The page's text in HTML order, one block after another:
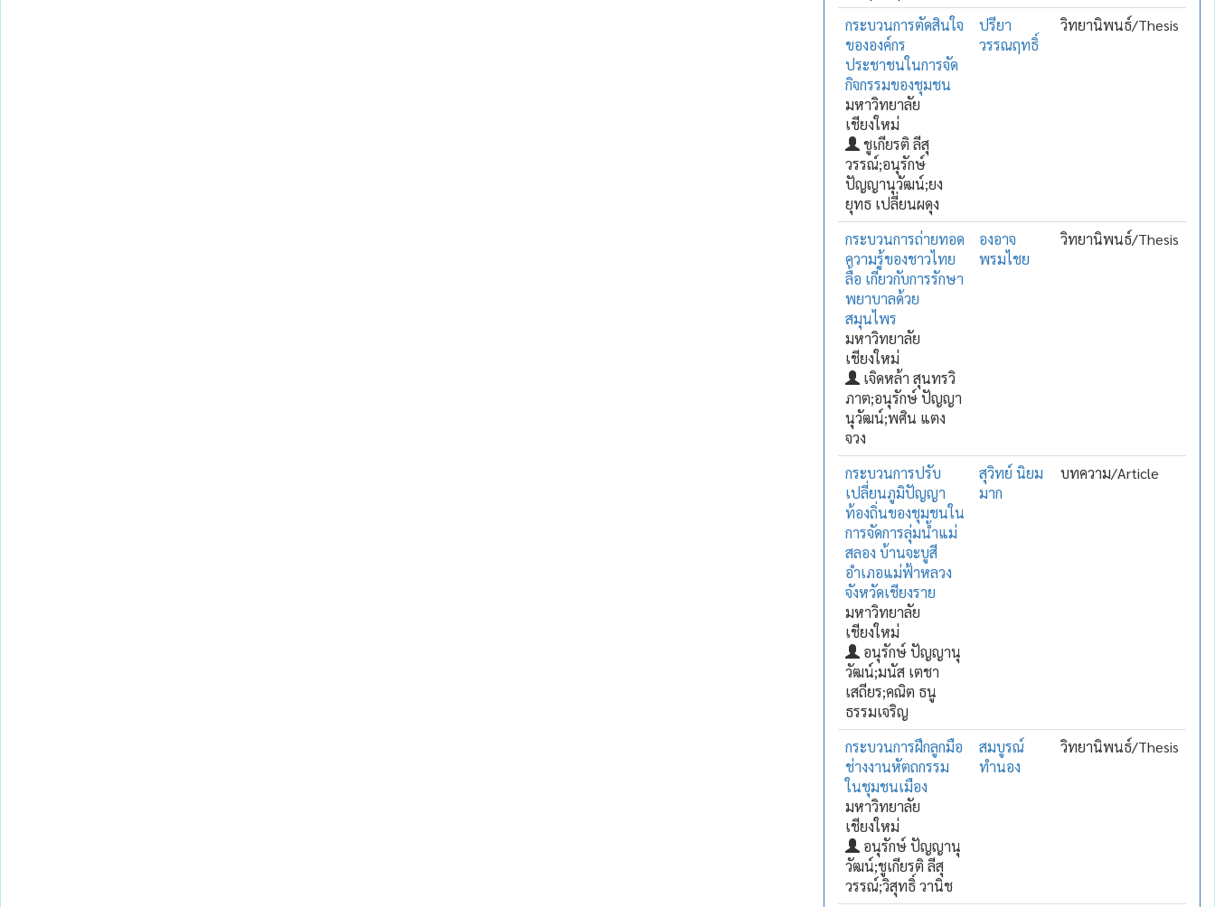
กระบวนการตัดสินใจ
ขององค์กร
ประชาชนในการจัด
กิจกรรมของชุมชน
มหาวิทยาลัย
เชียงใหม่
ชูเกียรติ ลีสุ
วรรณ์;อนุรักษ์
ปัญญานุวัฒน์;ยง
ยุทธ เปลี่ยนผดุง
ปรียา
วรรณฤทธิ์
วิทยานิพนธ์/Thesis
กระบวนการถ่ายทอด
ความรู้ของชาวไทย
ลื้อ เกี่ยวกับการรักษา
พยาบาลด้วย
สมุนไพร
มหาวิทยาลัย
เชียงใหม่
เจิดหล้า สุนทรวิ
ภาต;อนุรักษ์ ปัญญา
นุวัฒน์;พศิน แตง
จวง
องอาจ
พรมไชย
วิทยานิพนธ์/Thesis
กระบวนการปรับ
เปลี่ยนภูมิปัญญา
ท้องถิ่นของชุมชนใน
การจัดการลุ่มน้ำแม่
สลอง บ้านจะบูสี
อำเภอแม่ฟ้าหลวง
จังหวัดเชียงราย
มหาวิทยาลัย
เชียงใหม่
อนุรักษ์ ปัญญานุ
วัฒน์;มนัส เตชา
เสถียร;คณิต ธนู
ธรรมเจริญ
สุวิทย์ นิยม
มาก
บทความ/Article
กระบวนการฝึกลูกมือ
ช่างงานหัตถกรรม
ในชุมชนเมือง
มหาวิทยาลัย
เชียงใหม่
อนุรักษ์ ปัญญานุ
วัฒน์;ชูเกียรติ ลีสุ
วรรณ์;วิสุทธิ์ วานิช
สมบูรณ์
ทำนอง
วิทยานิพนธ์/Thesis